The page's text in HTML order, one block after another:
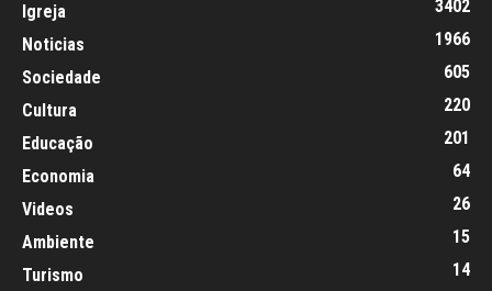
Igreja
3402
Noticias
1966
Sociedade
605
Cultura
220
Educação
201
Economia
64
Videos
26
Ambiente
15
Turismo
14